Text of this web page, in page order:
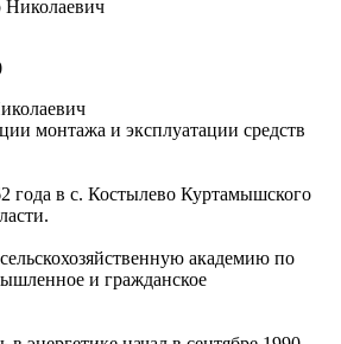
монтажа и эксплуатации средств
года в с. Костылево Куртамышского
академию по
и гражданское